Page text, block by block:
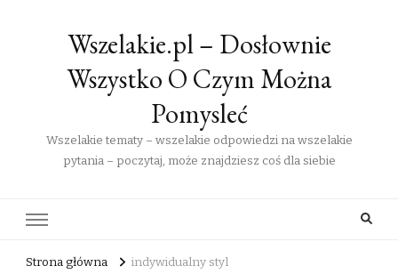
Wszelakie.pl – Dosłownie
Wszystko O Czym Można
Pomysleć
Wszelakie tematy – wszelakie odpowiedzi na wszelakie
pytania – poczytaj, może znajdziesz coś dla siebie
Strona główna indywidualny styl